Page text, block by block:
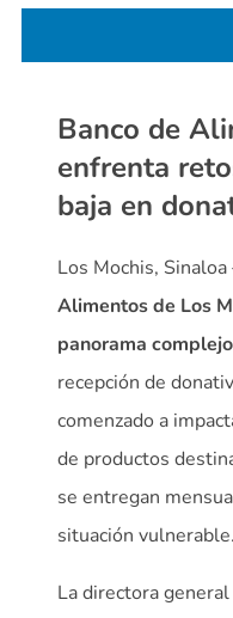
Banco de
enfrenta
baja en
Los Mochis,
Alimentos de Los
panorama complejo
recepción de
comenzado a
de productos
se entregan
situación vulnerable.
La directora